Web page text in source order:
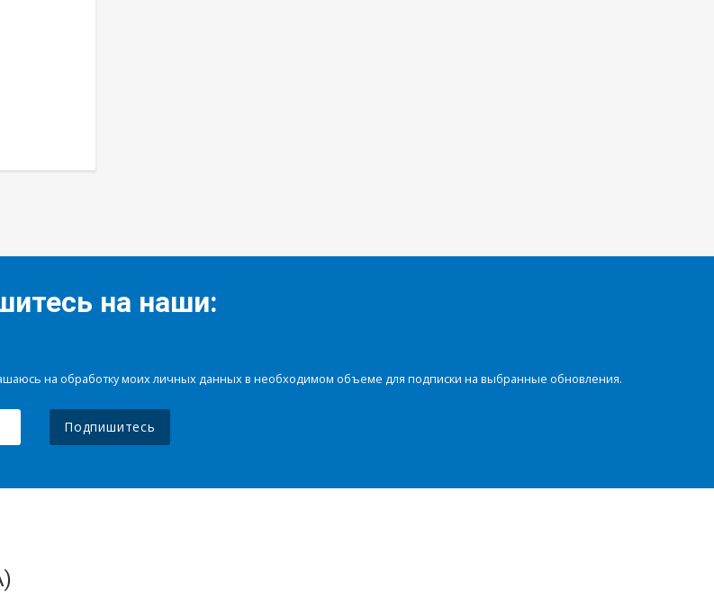
на наши:
на обработку моих личных данных в необходимом объеме для подписки на выбранные обновления.
Подпишитесь